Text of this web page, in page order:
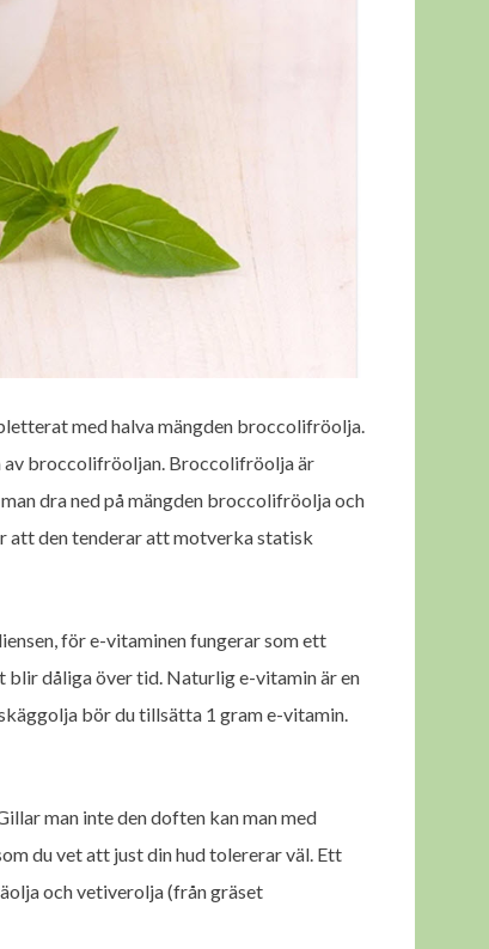
med halva mängden broccolifröolja.
av broccolifröoljan. Broccolifröolja är
dra ned på mängden broccolifröolja och
att den tenderar att motverka statisk
för e-vitaminen fungerar som ett
dåliga över tid. Naturlig e-vitamin är en
bör du tillsätta 1 gram e-vitamin.
man inte den doften kan man med
du vet att just din hud tolererar väl. Ett
och vetiverolja (från gräset